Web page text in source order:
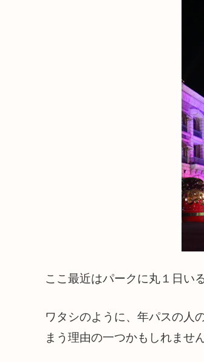
ここ最近はパークに丸１日い
ワタシのように、年パスの人
まう理由の一つかもしれません